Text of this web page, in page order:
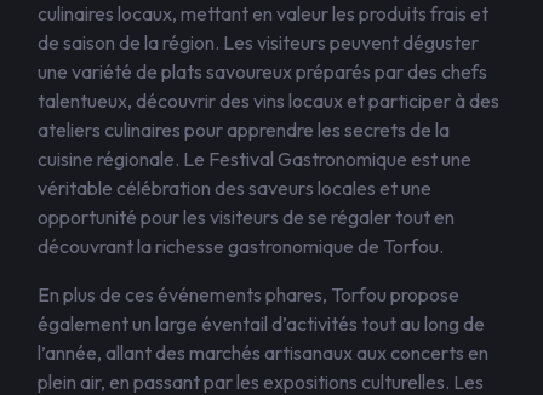
culinaires locaux, mettant en valeur les produits frais et
de saison de la région. Les visiteurs peuvent déguster
une variété de plats savoureux préparés par des chefs
talentueux, découvrir des vins locaux et participer à des
ateliers culinaires pour apprendre les secrets de la
cuisine régionale. Le Festival Gastronomique est une
véritable célébration des saveurs locales et une
opportunité pour les visiteurs de se régaler tout en
découvrant la richesse gastronomique de Torfou.
En plus de ces événements phares, Torfou propose
également un large éventail d’activités tout au long de
l’année, allant des marchés artisanaux aux concerts en
plein air, en passant par les expositions culturelles. Les